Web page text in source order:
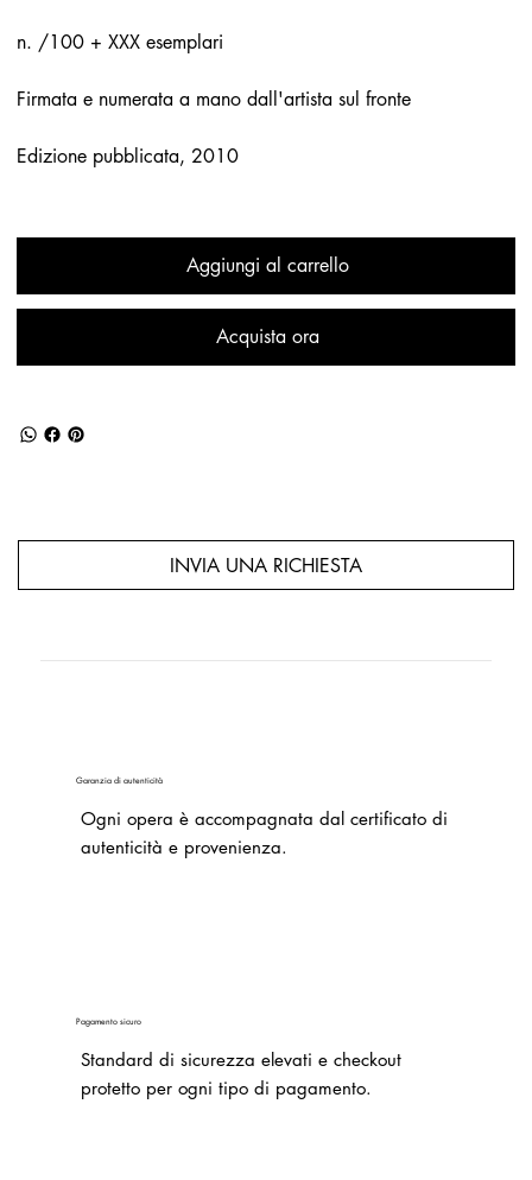
n. /100 + XXX esemplari
Firmata e numerata a mano dall'artista sul fronte
Edizione pubblicata, 2010
Aggiungi al carrello
Acquista ora
INVIA UNA RICHIESTA
Garanzia di autenticità
Ogni opera è accompagnata dal certificato di
autenticità e provenienza.
Pagamento sicuro
Standard di sicurezza elevati e checkout
protetto per ogni tipo di pagamento.